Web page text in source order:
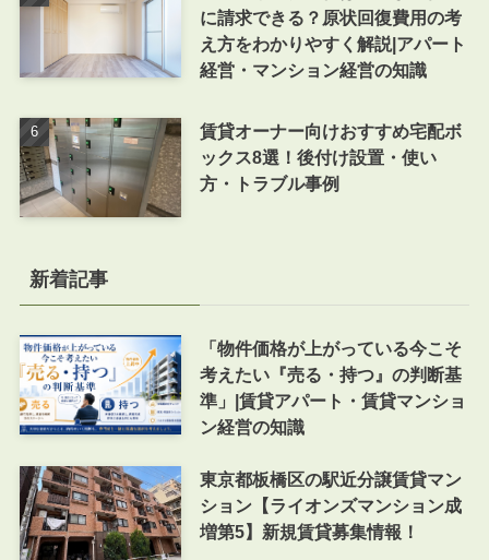
に請求できる？原状回復費用の考
え方をわかりやすく解説|アパート
経営・マンション経営の知識
賃貸オーナー向けおすすめ宅配ボ
ックス8選！後付け設置・使い
方・トラブル事例
新着記事
「物件価格が上がっている今こそ
考えたい『売る・持つ』の判断基
準」|賃貸アパート・賃貸マンショ
ン経営の知識
東京都板橋区の駅近分譲賃貸マン
ション【ライオンズマンション成
増第5】新規賃貸募集情報！